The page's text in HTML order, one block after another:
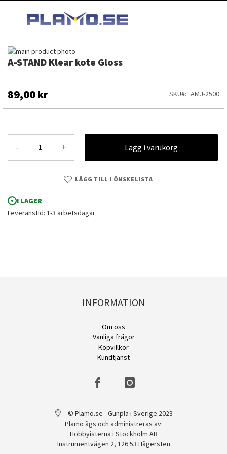
INNEHÅLLET
A-STAND Klear kote Gloss
89,00 kr SKU AMJ-2500
- + Lägg i varukorg
LÄGG TILL I ÖNSKELISTA
I LAGER
Leveranstid: 1-3 arbetsdagar
Hoppa
till
bildgalleriet
A-STAND Klear kote Gloss
Hoppa
av
bildgalleriet
INFORMATION
Om oss
Vanliga frågor
Köpvillkor
Kundtjänst
© Plamo.se - Gunpla i Sverige 2023
Plamo ägs och administreras av:
Hobbyisterna i Stockholm AB
Instrumentvägen 2, 126 53 Hägersten